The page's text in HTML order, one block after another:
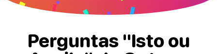
Perguntas "Isto ou